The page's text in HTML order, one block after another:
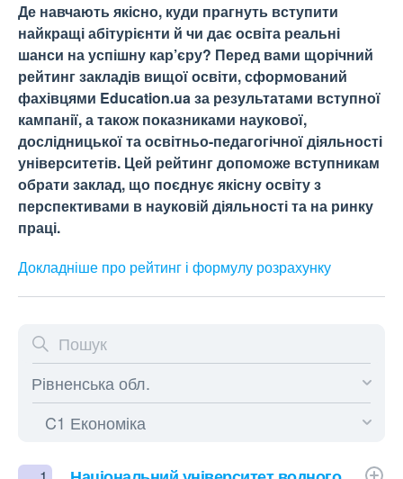
Де навчають якісно, куди прагнуть вступити
найкращі абітурієнти й чи дає освіта реальні
шанси на успішну кар’єру? Перед вами щорічний
рейтинг закладів вищої освіти, сформований
фахівцями Education.ua за результатами вступної
кампанії, а також показниками наукової,
дослідницької та освітньо-педагогічної діяльності
університетів. Цей рейтинг допоможе вступникам
обрати заклад, що поєднує якісну освіту з
перспективами в науковій діяльності та на ринку
праці.
Докладніше про рейтинг і формулу розрахунку